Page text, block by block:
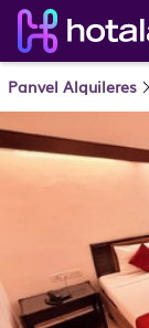
Panvel Alquileres